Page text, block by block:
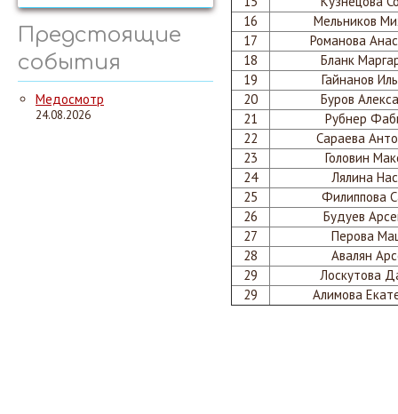
Предстоящие
события
Медосмотр
24.08.2026
16
Мельников
17
Романова
18
Бланк
19
Гайнанов
20
Буров
21
Рубнер
22
Сараева
23
Головин
24
Лялина
25
Филиппова
26
Будуев
27
Перова
28
Авалян
29
Лоскутова
29
Алимова